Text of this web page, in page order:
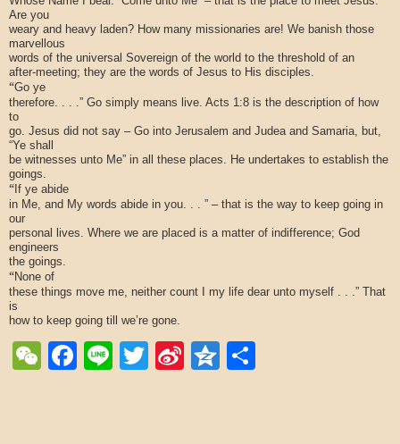
Are you
weary and heavy laden? How many missionaries are! We banish those
marvellous
words of the universal Sovereign of the world to the threshold of an
after-meeting; they are the words of Jesus to His disciples.
“Go ye
therefore. . . .” Go simply means live. Acts 1:8 is the description of how
to
go. Jesus did not say – Go into Jerusalem and Judea and Samaria, but,
“Ye shall
be witnesses unto Me” in all these places. He undertakes to establish the
goings.
“ If ye abide
in Me, and My words abide in you. . . ” – that is the way to keep going in
our
personal lives. Where we are placed is a matter of indifference; God
engineers
the goings.
“None of
these things move me, neither count I my life dear unto myself . . .” That
is
how to keep going till we’re gone.
WeChat
Facebook
LineTwitter
SinaQzone